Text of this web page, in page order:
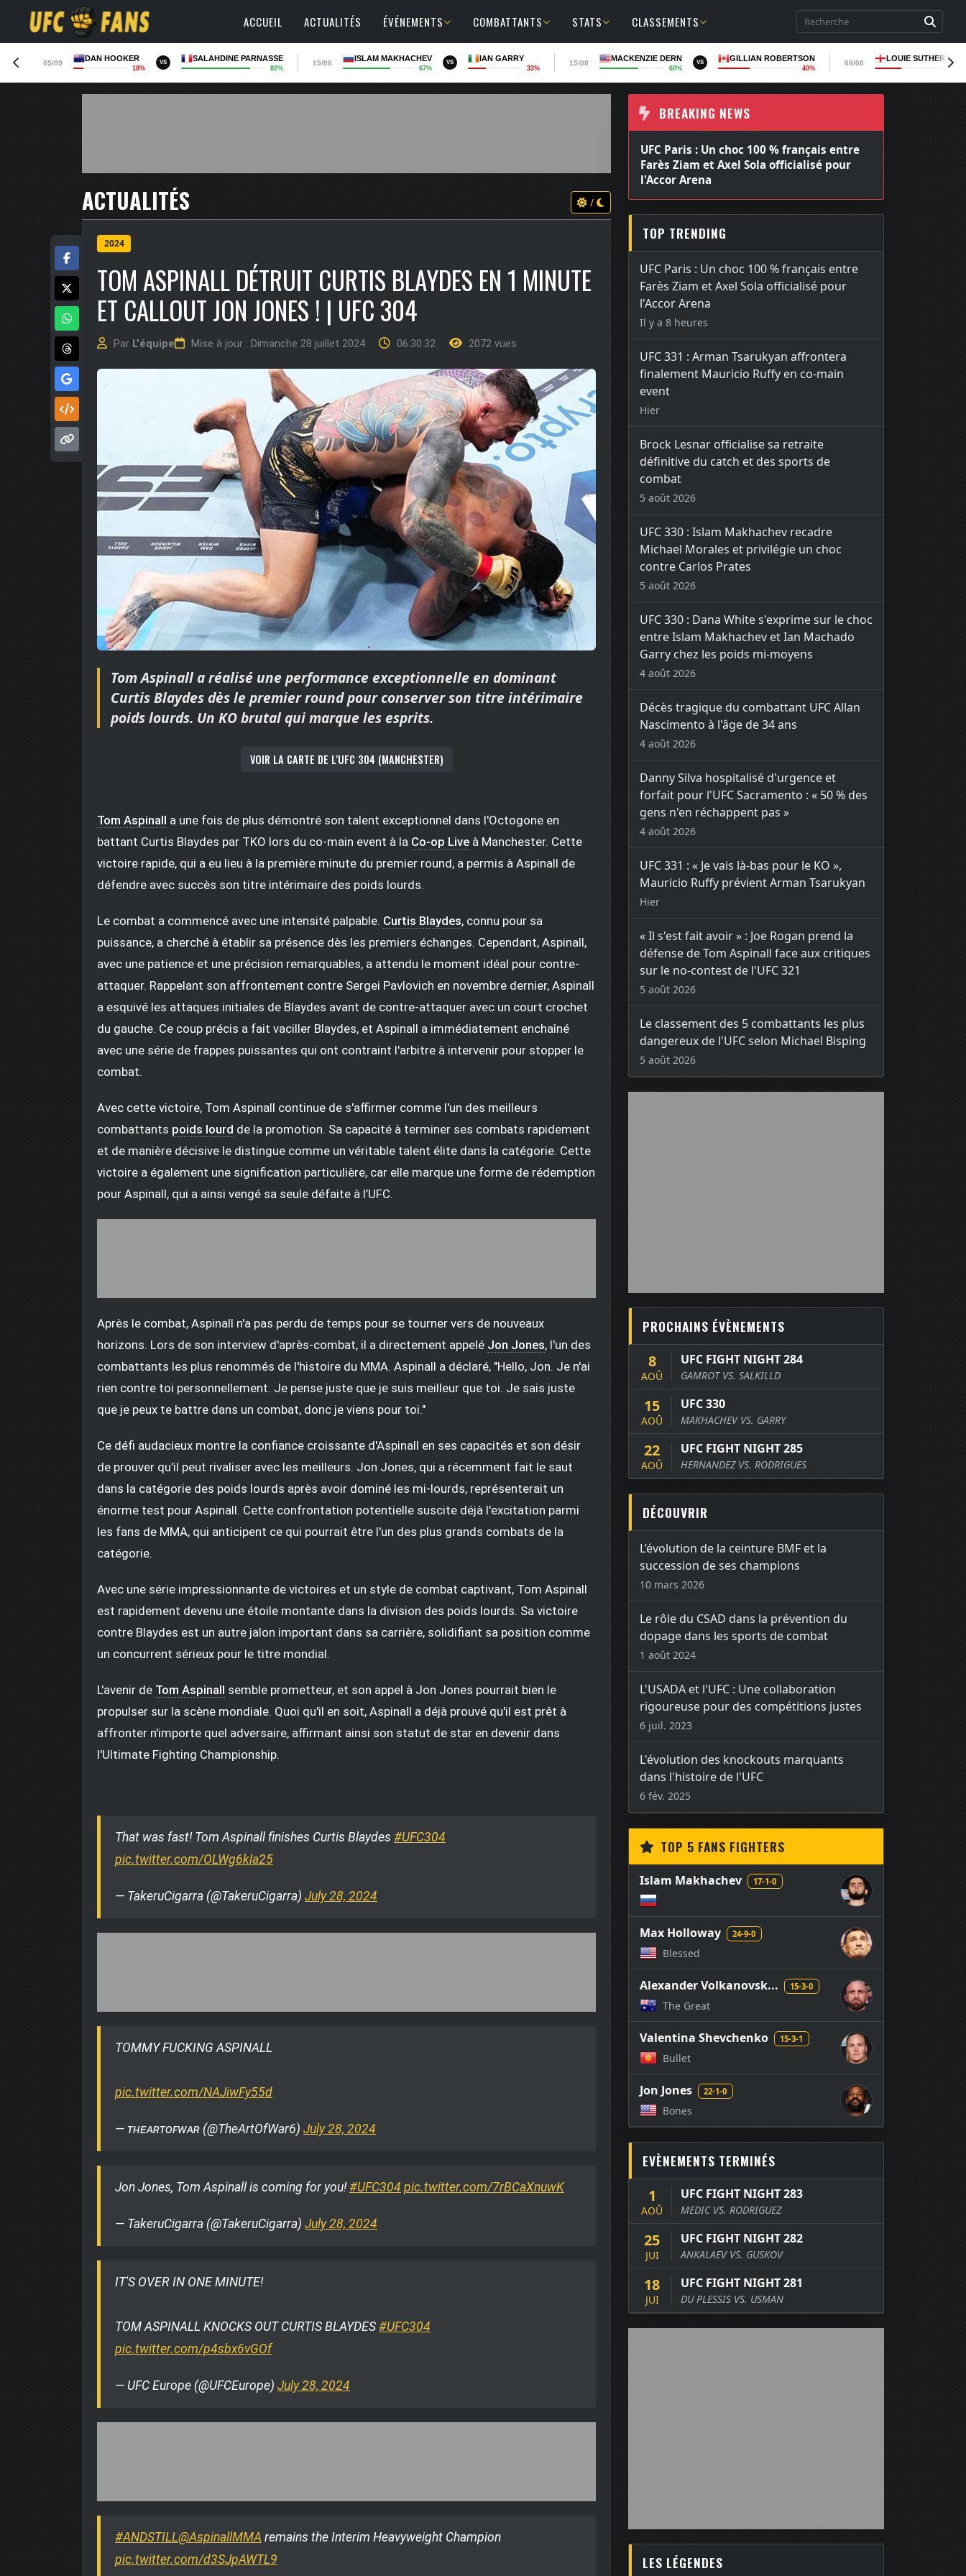
ACCUEIL ACTUALITÉS ÉVÉNEMENTS COMBATTANTS STATS CLASSEMENTS
05/09
DAN HOOKER
18%
VS SALAHDINE PARNASSE
82%
15/08
ISLAM MAKHACHEV
67%
VS IAN GARRY
33%
15/08
MACKENZIE DERN
60%
VS GILLIAN ROBERTSON
40%
08/08
LOUIE
ACTUALITÉS /
2024
TOM ASPINALL DÉTRUIT CURTIS BLAYDES EN 1 MINUTE
ET CALLOUT JON JONES ! | UFC 304
Par L'équipe Mise à jour : Dimanche 28 juillet 2024 06:30:32 2072 vues
Tom Aspinall a réalisé une performance exceptionnelle en dominant
Curtis Blaydes dès le premier round pour conserver son titre intérimaire
poids lourds. Un KO brutal qui marque les esprits.
VOIR LA CARTE DE L'UFC 304 (MANCHESTER)
Tom Aspinall a une fois de plus démontré son talent exceptionnel dans l'Octogone en
battant Curtis Blaydes par TKO lors du co-main event à la Co-op Live à Manchester. Cette
victoire rapide, qui a eu lieu à la première minute du premier round, a permis à Aspinall de
défendre avec succès son titre intérimaire des poids lourds.
Le combat a commencé avec une intensité palpable. Curtis Blaydes, connu pour sa
puissance, a cherché à établir sa présence dès les premiers échanges. Cependant, Aspinall,
avec une patience et une précision remarquables, a attendu le moment idéal pour contre-
attaquer. Rappelant son affrontement contre Sergei Pavlovich en novembre dernier, Aspinall
a esquivé les attaques initiales de Blaydes avant de contre-attaquer avec un court crochet
du gauche. Ce coup précis a fait vaciller Blaydes, et Aspinall a immédiatement enchaîné
avec une série de frappes puissantes qui ont contraint l'arbitre à intervenir pour stopper le
combat.
Avec cette victoire, Tom Aspinall continue de s'affirmer comme l'un des meilleurs
combattants poids lourd de la promotion. Sa capacité à terminer ses combats rapidement
et de manière décisive le distingue comme un véritable talent élite dans la catégorie. Cette
victoire a également une signification particulière, car elle marque une forme de rédemption
pour Aspinall, qui a ainsi vengé sa seule défaite à l’UFC.
Après le combat, Aspinall n'a pas perdu de temps pour se tourner vers de nouveaux
horizons. Lors de son interview d'après-combat, il a directement appelé Jon Jones, l'un des
combattants les plus renommés de l'histoire du MMA. Aspinall a déclaré, "Hello, Jon. Je n'ai
rien contre toi personnellement. Je pense juste que je suis meilleur que toi. Je sais juste
que je peux te battre dans un combat, donc je viens pour toi."
Ce défi audacieux montre la confiance croissante d'Aspinall en ses capacités et son désir
de prouver qu'il peut rivaliser avec les meilleurs. Jon Jones, qui a récemment fait le saut
dans la catégorie des poids lourds après avoir dominé les mi-lourds, représenterait un
énorme test pour Aspinall. Cette confrontation potentielle suscite déjà l'excitation parmi
les fans de MMA, qui anticipent ce qui pourrait être l'un des plus grands combats de la
catégorie.
Avec une série impressionnante de victoires et un style de combat captivant, Tom Aspinall
est rapidement devenu une étoile montante dans la division des poids lourds. Sa victoire
contre Blaydes est un autre jalon important dans sa carrière, solidifiant sa position comme
un concurrent sérieux pour le titre mondial.
L'avenir de Tom Aspinall semble prometteur, et son appel à Jon Jones pourrait bien le
propulser sur la scène mondiale. Quoi qu'il en soit, Aspinall a déjà prouvé qu'il est prêt à
affronter n'importe quel adversaire, affirmant ainsi son statut de star en devenir dans
l'Ultimate Fighting Championship.
That was fast! Tom Aspinall finishes Curtis Blaydes #UFC304
pic.twitter.com/OLWg6kla25
— TakeruCigarra (@TakeruCigarra) July 28, 2024
TOMMY FUCKING ASPINALL
pic.twitter.com/NAJiwFy55d
— ᴛʜᴇᴀʀᴛᴏꜰᴡᴀʀ (@TheArtOfWar6) July 28, 2024
Jon Jones, Tom Aspinall is coming for you!#UFC304 pic.twitter.com/7rBCaXnuwK
— TakeruCigarra (@TakeruCigarra) July 28, 2024
IT'S OVER IN ONE MINUTE!
TOM ASPINALL KNOCKS OUT CURTIS BLAYDES #UFC304
pic.twitter.com/p4sbx6vGOf
— UFC Europe (@UFCEurope) July 28, 2024
#ANDSTILL@AspinallMMA remains the Interim Heavyweight Champion
pic.twitter.com/d3SJpAWTL9
BREAKING NEWS
UFC Paris : Un choc 100 % français entre
Farès Ziam et Axel Sola officialisé pour
l'Accor Arena
TOP TRENDING
UFC Paris : Un choc 100 % français entre
Farès Ziam et Axel Sola officialisé pour
l'Accor Arena
Il y a 8 heures
UFC 331 : Arman Tsarukyan affrontera
finalement Mauricio Ruffy en co-main
event
Hier
Brock Lesnar officialise sa retraite
définitive du catch et des sports de
combat
5 août 2026
UFC 330 : Islam Makhachev recadre
Michael Morales et privilégie un choc
contre Carlos Prates
5 août 2026
UFC 330 : Dana White s'exprime sur le choc
entre Islam Makhachev et Ian Machado
Garry chez les poids mi-moyens
4 août 2026
Décès tragique du combattant UFC Allan
Nascimento à l'âge de 34 ans
4 août 2026
Danny Silva hospitalisé d'urgence et
forfait pour l'UFC Sacramento : « 50 % des
gens n'en réchappent pas »
4 août 2026
UFC 331 : « Je vais là-bas pour le KO »,
Mauricio Ruffy prévient Arman Tsarukyan
Hier
« Il s'est fait avoir » : Joe Rogan prend la
défense de Tom Aspinall face aux critiques
sur le no-contest de l'UFC 321
5 août 2026
Le classement des 5 combattants les plus
dangereux de l'UFC selon Michael Bisping
5 août 2026
PROCHAINS ÉVÈNEMENTS
8
AOÛ
UFC FIGHT NIGHT 284
GAMROT VS. SALKILLD
15
AOÛ
UFC 330
MAKHACHEV VS. GARRY
22
AOÛ
UFC FIGHT NIGHT 285
HERNANDEZ VS. RODRIGUES
DÉCOUVRIR
L’évolution de la ceinture BMF et la
succession de ses champions
10 mars 2026
Le rôle du CSAD dans la prévention du
dopage dans les sports de combat
1 août 2024
L'USADA et l'UFC : Une collaboration
rigoureuse pour des compétitions justes
6 juil. 2023
L'évolution des knockouts marquants
dans l'histoire de l'UFC
6 fév. 2025
TOP 5 FANS FIGHTERS
Islam Makhachev 17-1-0
Max Holloway 24-9-0
Blessed
Alexander Volkanovsk... 15-3-0
The Great
Valentina Shevchenko 15-3-1
Bullet
Jon Jones 22-1-0
Bones
EVÈNEMENTS TERMINÉS
1
AOÛ
UFC FIGHT NIGHT 283
MEDIC VS. RODRIGUEZ
25
JUI
UFC FIGHT NIGHT 282
ANKALAEV VS. GUSKOV
18
JUI
UFC FIGHT NIGHT 281
DU PLESSIS VS. USMAN
LES LÉGENDES